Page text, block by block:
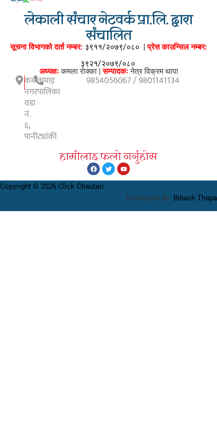
लेकाली संचार नेटवर्क प्रा.लि. द्वारा
संचालित
सूचना विभागको दर्ता नम्बर: ३९११/२०७९/०८० |प्रेस काउन्सिल नम्बर:
३९२१/२०७९/०८०
अध्यक्षःकमला राेक्का |सम्पादकःनेत्र विक्रम थापा
कमलामाइ
नगरपालिका
वडा
नं.
६,
पानीट्यांकी
9854056067 / 9801141134
हामीलाइ फलाे गर्नुहाेस
Copyright © 2026 Click Chautari
Developed By: Bibash Thapa